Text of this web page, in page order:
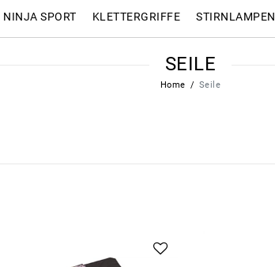
NINJA SPORT KLETTERGRIFFE STIRNLAMPEN
SEILE
Home Seile